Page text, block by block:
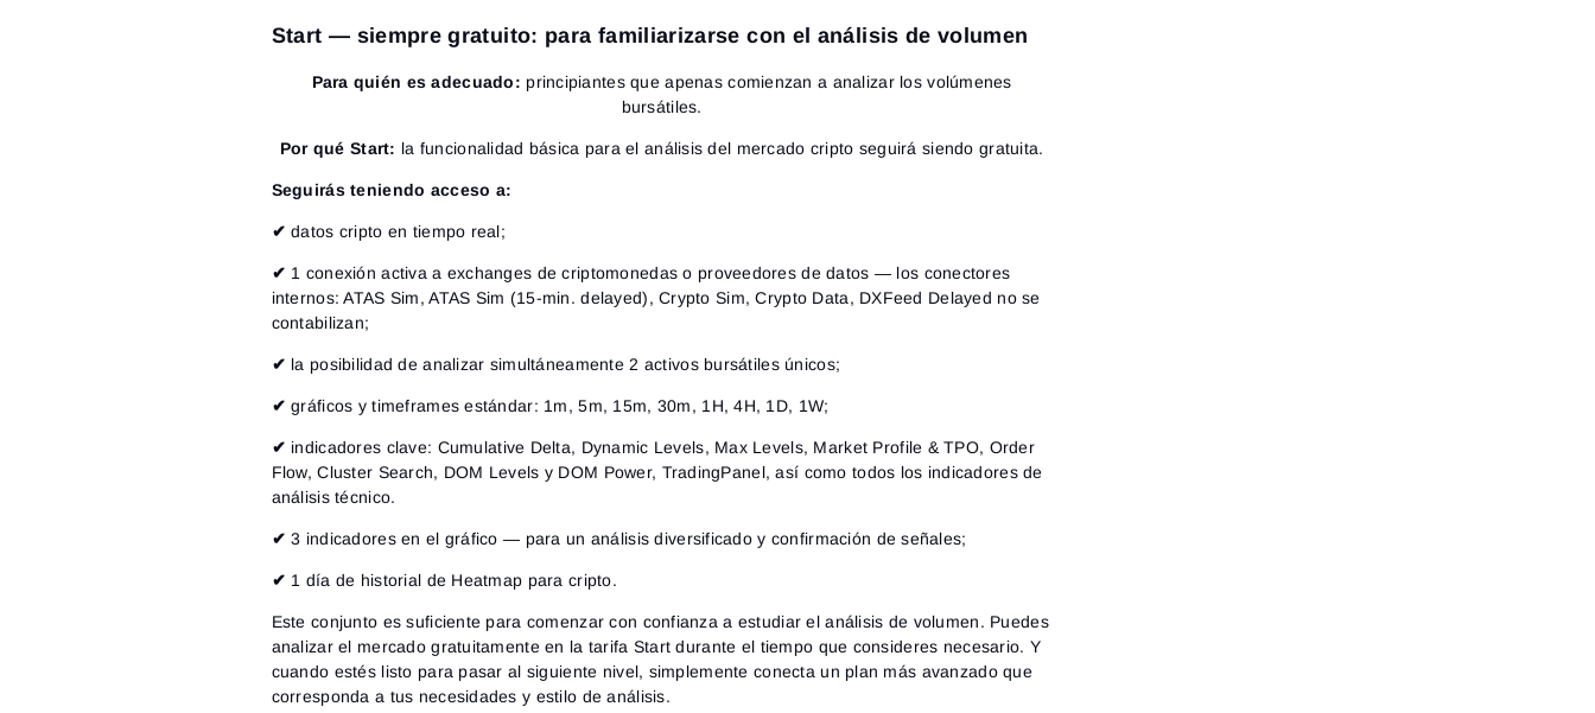
Start — siempre gratuito: para familiarizarse con el análisis de volumen
Para quién es adecuado: principiantes que apenas comienzan a analizar los volúmenes
bursátiles.
Por qué Start: la funcionalidad básica para el análisis del mercado cripto seguirá siendo gratuita.
Seguirás teniendo acceso a:
✔datos cripto en tiempo real;
✔ 1 conexión activa a exchanges de criptomonedas o proveedores de datos — los conectores
internos: ATAS Sim, ATAS Sim (15-min. delayed), Crypto Sim, Crypto Data, DXFeed Delayed no se
contabilizan;
✔ la posibilidad de analizar simultáneamente2 activos bursátiles únicos;
✔gráficos y timeframes estándar: 1m, 5m, 15m, 30m, 1H, 4H, 1D, 1W;
✔ indicadores clave: Cumulative Delta, Dynamic Levels, Max Levels, Market Profile & TPO, Order
Flow, Cluster Search, DOM Levels y DOM Power, TradingPanel, así como todos los indicadores de
análisis técnico.
✔3 indicadores en el gráfico — para un análisis diversificado y confirmación de señales;
✔ 1 día de historial de Heatmap para cripto.
Este conjunto es suficiente para comenzar con confianza a estudiar el análisis de volumen. Puedes
analizar el mercado gratuitamente en la tarifa Start durante el tiempo que consideres necesario. Y
cuando estés listo para pasar al siguiente nivel, simplemente conecta un plan más avanzado que
corresponda a tus necesidades y estilo de análisis.
Iniciar sesión
Correo electrónico
Restablecer contraseña
Registro
Correo electrónico